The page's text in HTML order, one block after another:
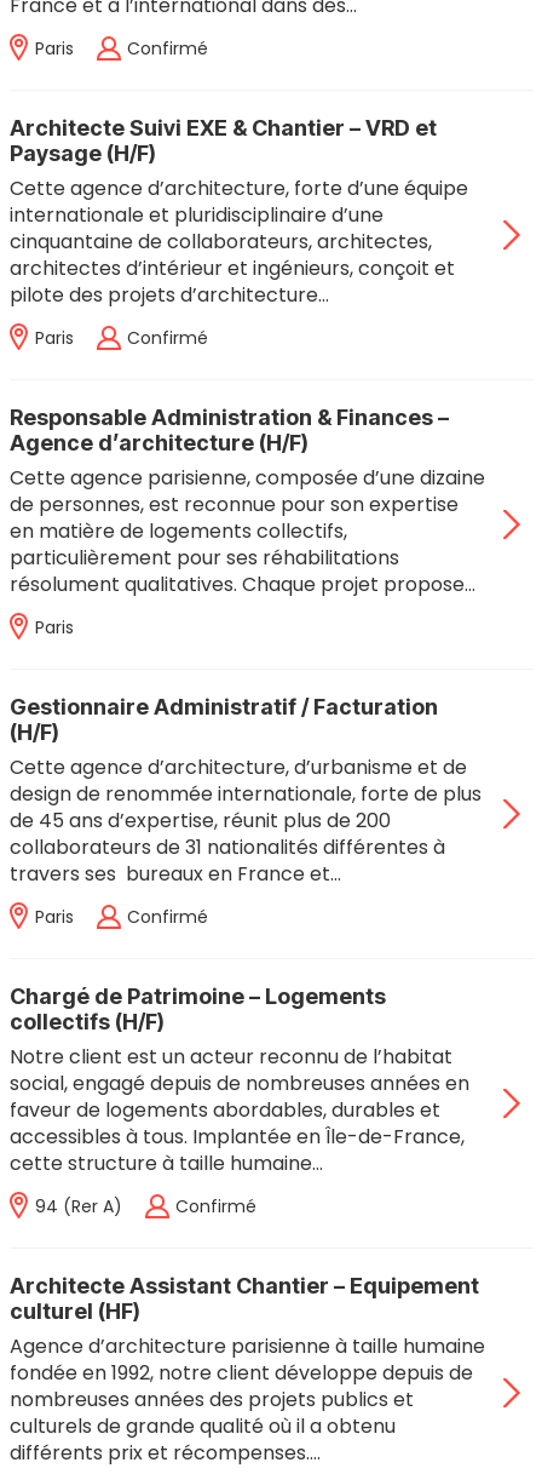
Paris Confirmé
Architecte Suivi EXE & Chantier – VRD et
Paysage (H/F)
Cette agence d’architecture, forte d’une équipe
internationale et pluridisciplinaire d’une
cinquantaine de collaborateurs, architectes,
architectes d’intérieur et ingénieurs, conçoit et
pilote des projets d’architecture…
Paris Confirmé
Responsable Administration & Finances –
Agence d’architecture (H/F)
Cette agence parisienne, composée d’une dizaine
de personnes, est reconnue pour son expertise
en matière de logements collectifs,
particulièrement pour ses réhabilitations
résolument qualitatives. Chaque projet propose…
Paris
Gestionnaire Administratif / Facturation
(H/F)
Cette agence d’architecture, d’urbanisme et de
design de renommée internationale, forte de plus
de 45 ans d’expertise, réunit plus de 200
collaborateurs de 31 nationalités différentes à
travers ses bureaux en France et…
Paris Confirmé
Chargé de Patrimoine – Logements
collectifs (H/F)
Notre client est un acteur reconnu de l’habitat
social, engagé depuis de nombreuses années en
faveur de logements abordables, durables et
accessibles à tous. Implantée en Île-de-France,
cette structure à taille humaine…
94 (rer A) Confirmé
Architecte Assistant Chantier – Equipement
culturel (HF)
Agence d’architecture parisienne à taille humaine
fondée en 1992, notre client développe depuis de
nombreuses années des projets publics et
culturels de grande qualité où il a obtenu
différents prix et récompenses.…